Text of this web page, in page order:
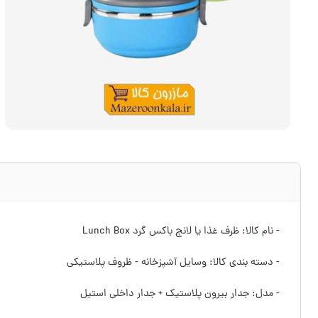
- نام کالا: ظرف غذا یا لانچ باکس گرد Lunch Box
- دسته بندی کالا: وسایل آشپزخانه - ظروف پلاستیکی
- مدل: جدار بیرون پلاستیک + جدار داخلی استیل